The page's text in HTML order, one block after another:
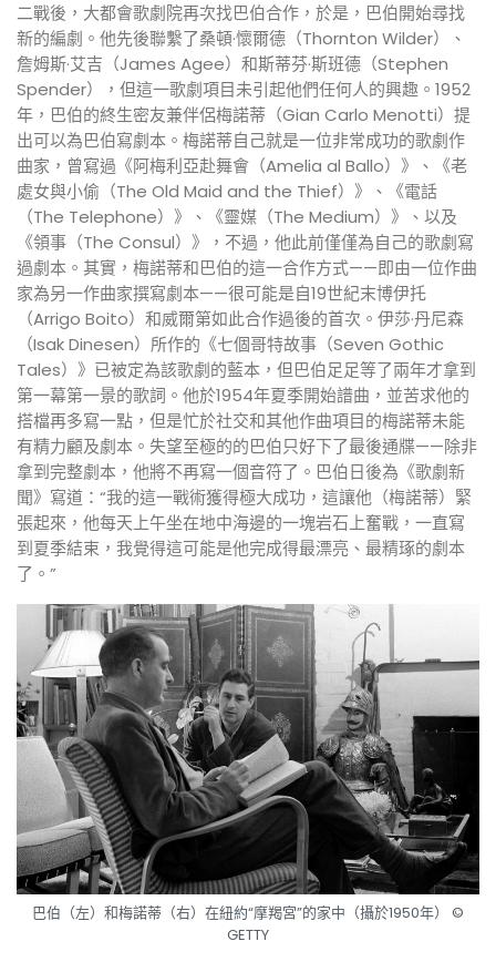
二戰後，大都會歌劇院再次找巴伯合作，於是，巴伯開始尋找
新的編劇。他先後聯繫了桑頓·懷爾德（Thornton Wilder）、
詹姆斯·艾吉（James Agee）和斯蒂芬·斯班德（Stephen
Spender），但這一歌劇項目未引起他們任何人的興趣。1952
年，巴伯的終生密友兼伴侶梅諾蒂（Gian Carlo Menotti）提
出可以為巴伯寫劇本。梅諾蒂自己就是一位非常成功的歌劇作
曲家，曾寫過《阿梅利亞赴舞會（Amelia al Ballo）》、《老
處女與小偷（The Old Maid and the Thief）》、《電話
（The Telephone）》、《靈媒（The Medium）》、以及
《領事（The Consul）》，不過，他此前僅僅為自己的歌劇寫
過劇本。其實，梅諾蒂和巴伯的這一合作方式——即由一位作曲
家為另一作曲家撰寫劇本——很可能是自19世紀末博伊托
（Arrigo Boito）和威爾第如此合作過後的首次。伊莎·丹尼森
（Isak Dinesen）所作的《七個哥特故事（Seven Gothic
Tales）》已被定為該歌劇的藍本，但巴伯足足等了兩年才拿到
第一幕第一景的歌詞。他於1954年夏季開始譜曲，並苦求他的
搭檔再多寫一點，但是忙於社交和其他作曲項目的梅諾蒂未能
有精力顧及劇本。失望至極的的巴伯只好下了最後通牒——除非
拿到完整劇本，他將不再寫一個音符了。巴伯日後為《歌劇新
聞》寫道：“我的這一戰術獲得極大成功，這讓他（梅諾蒂）緊
張起來，他每天上午坐在地中海邊的一塊岩石上奮戰，一直寫
到夏季結束，我覺得這可能是他完成得最漂亮、最精琢的劇本
了。”
巴伯（左）和梅諾蒂（右）在紐約“摩羯宮”的家中（攝於1950年） ©
GETTY